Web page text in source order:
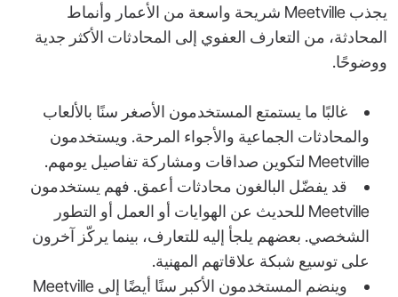
يجذب ‎Meetville‎ شريحة واسعة من الأعمار وأنماط
المحادثة، من التعارف العفوي إلى المحادثات الأكثر جدية
ووضوحًا.
غالبًا ما يستمتع المستخدمون الأصغر سنًا بالألعاب
والمحادثات الجماعية والأجواء المرحة. ويستخدمون
‎Meetville‎ لتكوين صداقات ومشاركة تفاصيل يومهم.
قد يفضّل البالغون محادثات أعمق. فهم يستخدمون
‎Meetville‎ للحديث عن الهوايات أو العمل أو التطور
الشخصي. بعضهم يلجأ إليه للتعارف، بينما يركّز آخرون
على توسيع شبكة علاقاتهم المهنية.
وينضم المستخدمون الأكبر سنًا أيضًا إلى ‎Meetville‎